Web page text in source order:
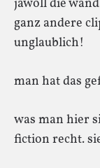
jawoll die
ganz andere
unglaublich!
man hat das
was man hier
fiction recht.